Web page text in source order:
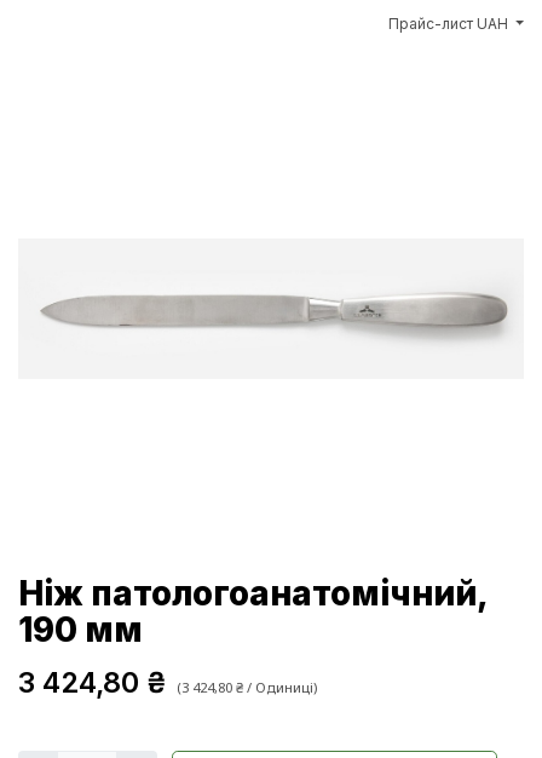
Прайс-лист UAH
Ніж патологоанатомічний,
190 мм
3 424,80 ₴ (3 424,80 ₴ / Одиниці)